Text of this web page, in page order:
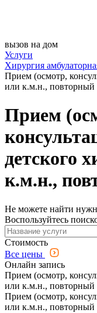
вызов на дом
Услуги
Хирургия
Прием (осмотр,
или к.м.н., повторный
Прием
детского
к.м.н.,
Не можете найти
Воспользуйтесь
Стоимость
Все цены
Онлайн запись
Прием (осмотр,
или к.м.н., повторный
Прием (осмотр,
или к.м.н., повторный